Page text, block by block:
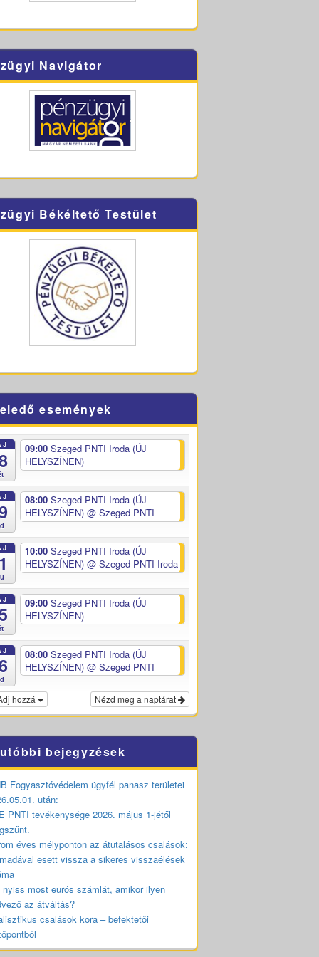
Navigátor
Békéltető Testület
események
09:00 Szeged PNTI Iroda (ÚJ
HELYSZÍNEN)
08:00 Szeged PNTI Iroda (ÚJ
HELYSZÍNEN) @ Szeged PNTI
10:00 Szeged PNTI Iroda (ÚJ
HELYSZÍNEN) @ Szeged PNTI Iroda
09:00 Szeged PNTI Iroda (ÚJ
HELYSZÍNEN)
08:00 Szeged PNTI Iroda (ÚJ
HELYSZÍNEN) @ Szeged PNTI
Nézd meg a naptárat
hozzá
bejegyzések
Fogyasztóvédelem ügyfél panasz területei
után:
PNTI tevékenysége 2026. május 1-jétől
éves mélyponton az átutalásos csalások:
esett vissza a sikeres visszaélések
nyiss most eurós számlát, amikor ilyen
az átváltás?
csalások kora – befektetői